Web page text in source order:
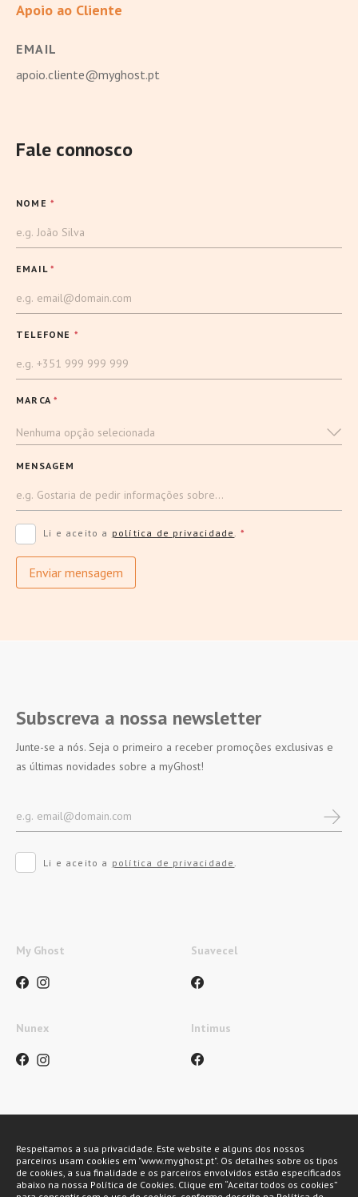
Apoio ao Cliente
EMAIL
apoio.cliente@myghost.pt
Fale connosco
NOME *
EMAIL*
TELEFONE *
MARCA*
Nenhuma opção selecionada
MENSAGEM
Li e aceito a política de privacidade *
Enviar mensagem
Subscreva a nossa newsletter
Junte-se a nós. Seja o primeiro a receber promoções exclusivas e
as últimas novidades sobre a myGhost!
Li e aceito a política de privacidade.
My Ghost Suavecel
Nunex Intimus
Métodos de pagamento
Respeitamos a sua privacidade. Este website e alguns dos nossos
parceiros usam cookies em "www.myghost.pt". Os detalhes sobre os tipos
de cookies, a sua finalidade e os parceiros envolvidos estão especificados
abaixo na nossa Política de Cookies. Clique em “Aceitar todos os cookies”